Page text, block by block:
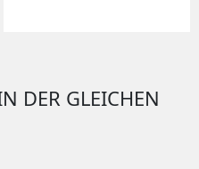
DER GLEICHEN